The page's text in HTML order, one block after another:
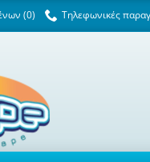
(0) Τηλεφωνικές